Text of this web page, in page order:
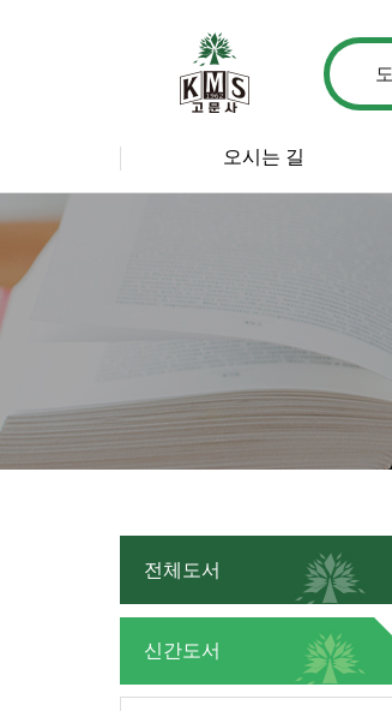
오시는 길
전체도서
신간도서